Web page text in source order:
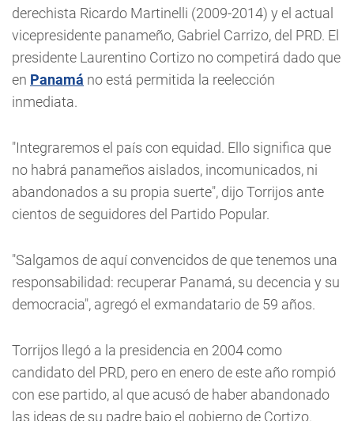
derechista Ricardo Martinelli (2009-2014) y el actual
vicepresidente panameño, Gabriel Carrizo, del PRD. El
presidente Laurentino Cortizo no competirá dado que
en Panamá no está permitida la reelección
inmediata.
"Integraremos el país con equidad. Ello significa que
no habrá panameños aislados, incomunicados, ni
abandonados a su propia suerte", dijo Torrijos ante
cientos de seguidores del Partido Popular.
"Salgamos de aquí convencidos de que tenemos una
responsabilidad: recuperar Panamá, su decencia y su
democracia", agregó el exmandatario de 59 años.
Torrijos llegó a la presidencia en 2004 como
candidato del PRD, pero en enero de este año rompió
con ese partido, al que acusó de haber abandonado
las ideas de su padre bajo el gobierno de Cortizo.